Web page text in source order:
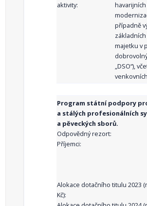
aktivity:
případně
majetku v
„DSO“),
Program státní podpory
a stálých profesionálních
a pěveckých sborů.
Odpovědný rezort:
Příjemci:
Alokace dotačního titulu 2023
Kč):